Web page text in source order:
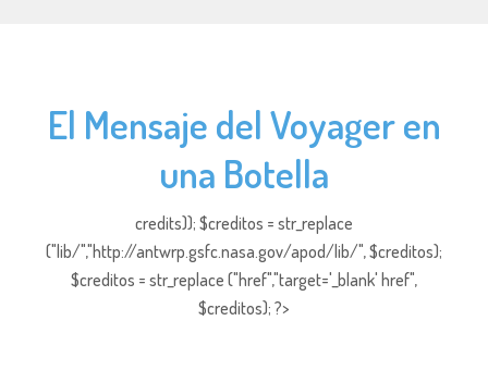
El Mensaje del Voyager en
una Botella
credits)); $creditos = str_replace
("lib/","http://antwrp.gsfc.nasa.gov/apod/lib/", $creditos);
$creditos = str_replace ("href","target='_blank' href",
$creditos); ?>